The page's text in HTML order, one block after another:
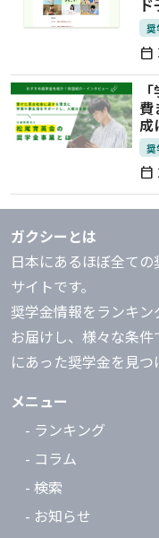
奨
calendar_today
費
成
奨
calendar_today
ガクシーとは
日本にあるほぼ全て
サイトです。
奨学金情報をランキ
お届けし、様々な条
にあった奨学金を見つ
メニュー
- ランキング
- コラム
- 検索
- お知らせ